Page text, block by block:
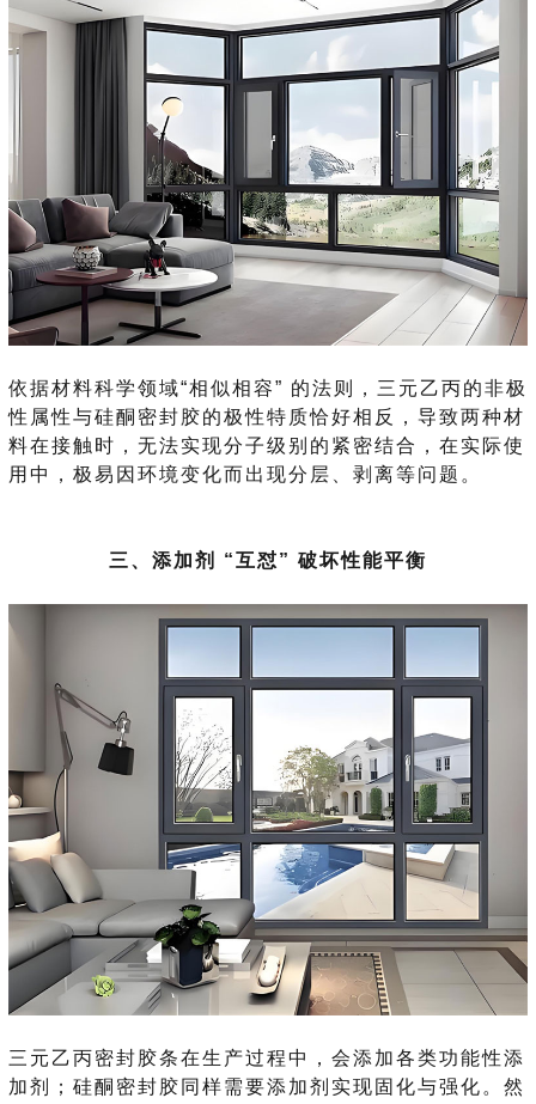
依据材料科学领域“相似相容” 的法则，三元乙丙的非极
性属性与硅酮密封胶的极性特质恰好相反，导致两种材
料在接触时，无法实现分子级别的紧密结合，在实际使
用中，极易因环境变化而出现分层、剥离等问题。
三、添加剂 “互怼” 破坏性能平衡
三元乙丙密封胶条在生产过程中，会添加各类功能性添
加剂；硅酮密封胶同样需要添加剂实现固化与强化。然